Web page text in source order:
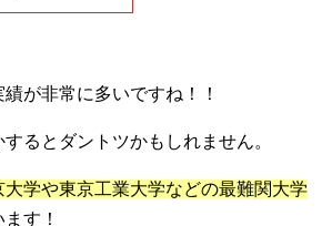
が非常に多いですね！！
るとダントツかもしれません。
大学や東京工業大学などの最難関大学
す！